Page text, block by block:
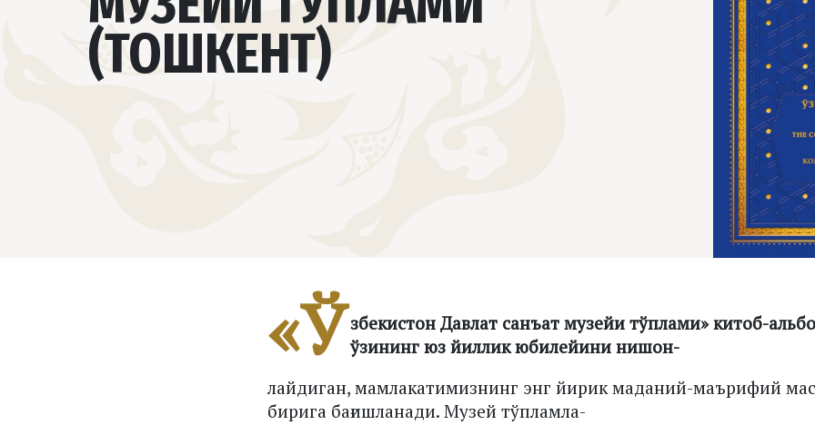
(ТОШКЕНТ)
«Ўзбекистон Давлат санъат музейи тўплами» китоб-
ўзининг юз йиллик юбилейини нишон-
лайдиган, мамлакатимизнинг энг йирик маданий-маърифий
бирига бағишланади. Музей тўпламла-